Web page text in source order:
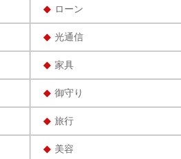
ローン
光通信
家具
御守り
旅行
美容